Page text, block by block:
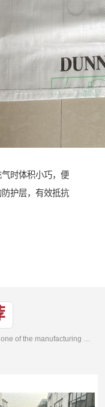
时体积小巧，便
护层，有效抵抗